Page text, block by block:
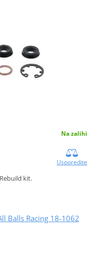
Na zalihi
Usporedite
kit.
Balls Racing 18-1062